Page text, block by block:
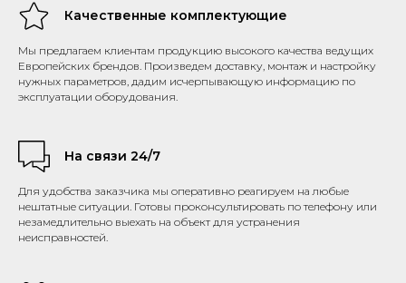
Качественные комплектующие
Мы предлагаем клиентам продукцию высокого качества ведущих
Европейских брендов. Произведем доставку, монтаж и настройку
нужных параметров, дадим исчерпывающую информацию по
эксплуатации оборудования.
На связи 24/7
Для удобства заказчика мы оперативно реагируем на любые
нештатные ситуации. Готовы проконсультировать по телефону или
незамедлительно выехать на объект для устранения
неисправностей.